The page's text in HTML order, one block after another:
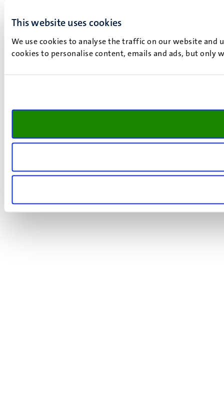
This website uses cookies
We use cookies to analyse the traffic on our website and
cookies to personalise content, emails and ads, but only